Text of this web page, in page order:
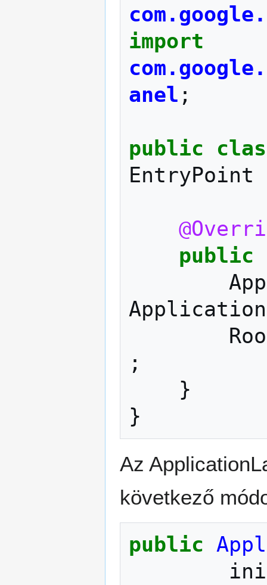
import
anel ;
public
EntryPoint
public
;
}
}
Az
következő
public